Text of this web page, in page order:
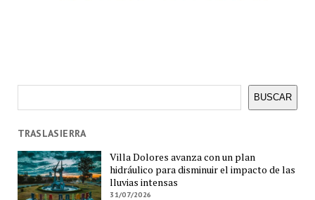
BUSCAR
TRASLASIERRA
Villa Dolores avanza con un plan
hidráulico para disminuir el impacto de las
lluvias intensas
31/07/2026